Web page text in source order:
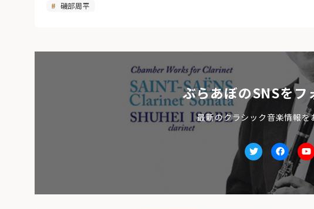
磯部周平
ぶらあぼのSNSをフ
最新のクラシック音楽情報を
Twitter